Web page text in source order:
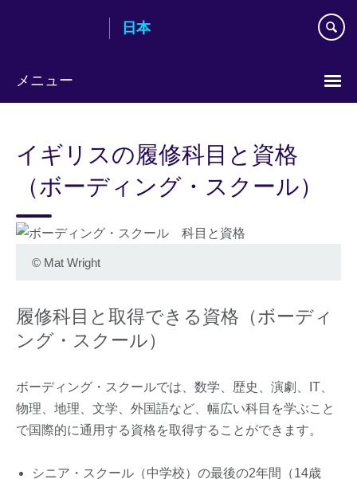
content
日本
メニュー
イギリスの履修科目と資格
（ボーディング・スクール）
© Mat Wright
履修科目と取得できる資格（ボーディ
ング・スクール）
ボーディング・スクールでは、数学、歴史、演劇、IT、
物理、地理、文学、外国語など、幅広い科目を学ぶこと​​
で国際的に通用する資格を取得することができます。
シニア・スクール（中学校）の最後の2年間（14歳